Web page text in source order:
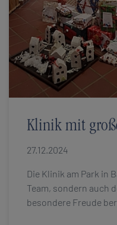
Klinik mit
27.12.2024
Die Klinik am Park in
Team, sondern auch
besondere Freude